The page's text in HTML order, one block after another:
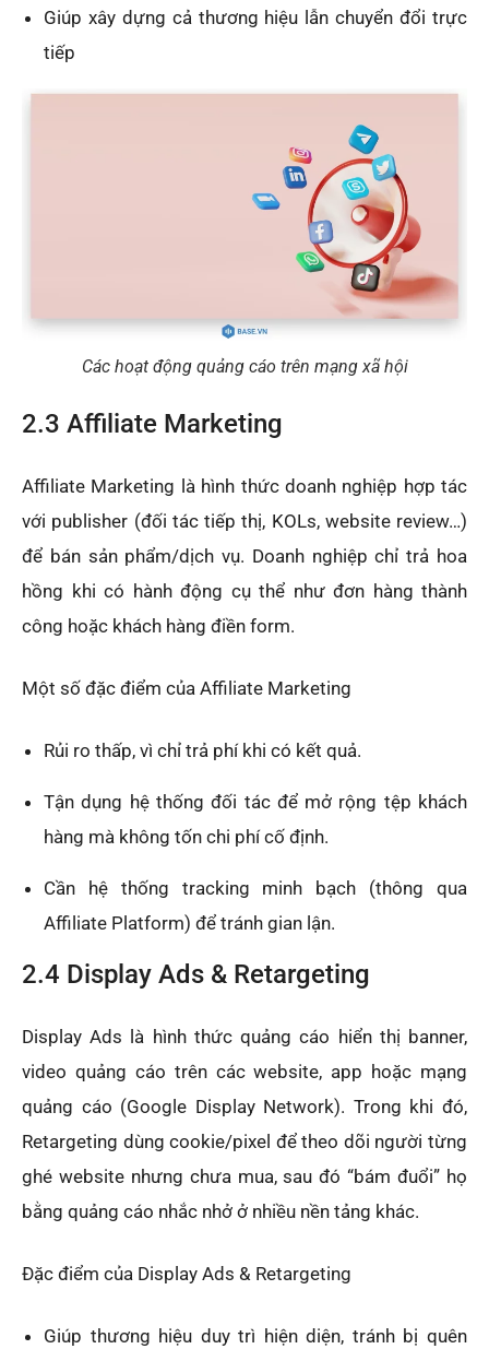
Giúp xây dựng cả thương hiệu lẫn chuyển đổi trực
tiếp
Các hoạt động quảng cáo trên mạng xã hội
2.3 Affiliate Marketing
Affiliate Marketing là hình thức doanh nghiệp hợp tác
với publisher (đối tác tiếp thị, KOLs, website review…)
để bán sản phẩm/dịch vụ. Doanh nghiệp chỉ trả hoa
hồng khi có hành động cụ thể như đơn hàng thành
công hoặc khách hàng điền form.
Một số đặc điểm của Affiliate Marketing
Rủi ro thấp, vì chỉ trả phí khi có kết quả.
Tận dụng hệ thống đối tác để mở rộng tệp khách
hàng mà không tốn chi phí cố định.
Cần hệ thống tracking minh bạch (thông qua
Affiliate Platform) để tránh gian lận.
2.4 Display Ads & Retargeting
Display Ads là hình thức quảng cáo hiển thị banner,
video quảng cáo trên các website, app hoặc mạng
quảng cáo (Google Display Network). Trong khi đó,
Retargeting dùng cookie/pixel để theo dõi người từng
ghé website nhưng chưa mua, sau đó “bám đuổi” họ
bằng quảng cáo nhắc nhở ở nhiều nền tảng khác.
Đặc điểm của Display Ads & Retargeting
Giúp thương hiệu duy trì hiện diện, tránh bị quên